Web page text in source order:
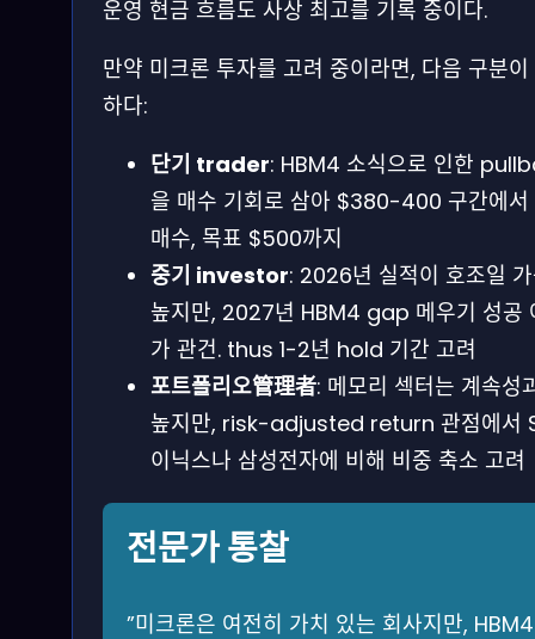
운영 현금 흐름도 사상 최고를 기록 중이다.
만약 미크론 투자를 고려 중이라면, 다음 구분
하다:
단기 trader: HBM4 소식으로 인한
을 매수 기회로 삼아 $380-400 구간에서
매수, 목표 $500까지
중기 investor: 2026년 실적이 호조일
높지만, 2027년 HBM4 gap 메우기 성공
가 관건. thus 1-2년 hold 기간 고려
포트폴리오管理者: 메모리 섹터는 계속성
높지만, risk-adjusted return 관점에서
이닉스나 삼성전자에 비해 비중 축소 고려
전문가 통찰
​”미크론은 여전히 가치 있는 회사지만, HBM4